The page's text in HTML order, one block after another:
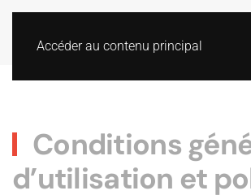
Accéder au contenu principal
Conditions
d’utilisation et